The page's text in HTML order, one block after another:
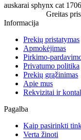
auskarai sphynx cat
Greitas
Informacija
Prekių pristatymas
Apmokėjimas
Pirkimo-
Privatumo politika
Prekių grąžinimas
Apie mus
Rekvizitai ir
Pagalba
Kaip pasirinkti
Verta žinoti